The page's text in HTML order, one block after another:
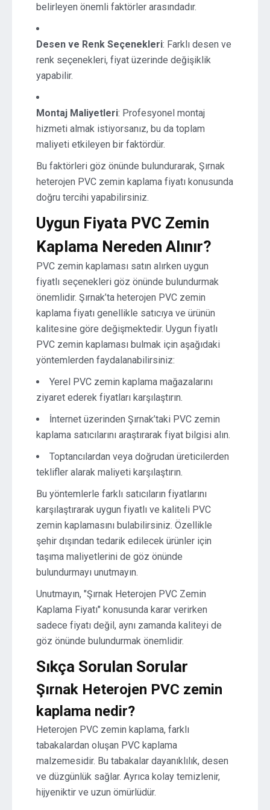
belirleyen önemli faktörler arasındadır.
Desen ve Renk Seçenekleri: Farklı desen ve
renk seçenekleri, fiyat üzerinde değişiklik
yapabilir.
Montaj Maliyetleri: Profesyonel montaj
hizmeti almak istiyorsanız, bu da toplam
maliyeti etkileyen bir faktördür.
Bu faktörleri göz önünde bulundurarak, Şırnak
heterojen PVC zemin kaplama fiyatı konusunda
doğru tercihi yapabilirsiniz.
Uygun Fiyata PVC Zemin
Kaplama Nereden Alınır?
PVC zemin kaplaması satın alırken uygun
fiyatlı seçenekleri göz önünde bulundurmak
önemlidir. Şırnak’ta heterojen PVC zemin
kaplama fiyatı genellikle satıcıya ve ürünün
kalitesine göre değişmektedir. Uygun fiyatlı
PVC zemin kaplaması bulmak için aşağıdaki
yöntemlerden faydalanabilirsiniz:
Yerel PVC zemin kaplama mağazalarını
ziyaret ederek fiyatları karşılaştırın.
İnternet üzerinden Şırnak’taki PVC zemin
kaplama satıcılarını araştırarak fiyat bilgisi alın.
Toptancılardan veya doğrudan üreticilerden
teklifler alarak maliyeti karşılaştırın.
Bu yöntemlerle farklı satıcıların fiyatlarını
karşılaştırarak uygun fiyatlı ve kaliteli PVC
zemin kaplamasını bulabilirsiniz. Özellikle
şehir dışından tedarik edilecek ürünler için
taşıma maliyetlerini de göz önünde
bulundurmayı unutmayın.
Unutmayın, "Şırnak Heterojen PVC Zemin
Kaplama Fiyatı" konusunda karar verirken
sadece fiyatı değil, aynı zamanda kaliteyi de
göz önünde bulundurmak önemlidir.
Sıkça Sorulan Sorular
Şırnak Heterojen PVC zemin
kaplama nedir?
Heterojen PVC zemin kaplama, farklı
tabakalardan oluşan PVC kaplama
malzemesidir. Bu tabakalar dayanıklılık, desen
ve düzgünlük sağlar. Ayrıca kolay temizlenir,
hijyeniktir ve uzun ömürlüdür.